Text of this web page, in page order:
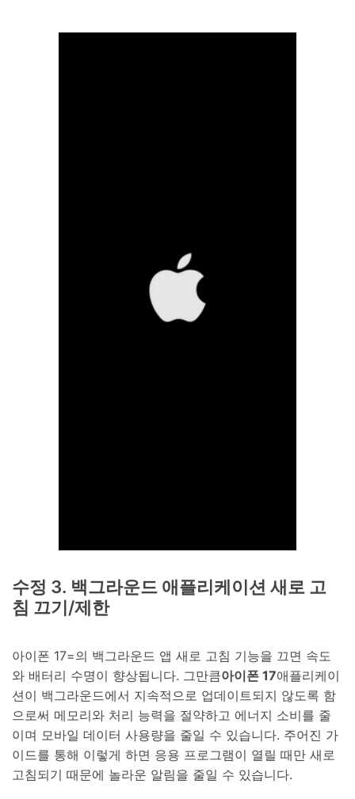
수정 3. 백그라운드 애플리케이션 새로 고
침 끄기/제한
아이폰 17=의 백그라운드 앱 새로 고침 기능을 끄면 속도
와 배터리 수명이 향상됩니다. 그만큼아이폰 17애플리케이
션이 백그라운드에서 지속적으로 업데이트되지 않도록 함
으로써 메모리와 처리 능력을 절약하고 에너지 소비를 줄
이며 모바일 데이터 사용량을 줄일 수 있습니다. 주어진 가
이드를 통해 이렇게 하면 응용 프로그램이 열릴 때만 새로
고침되기 때문에 놀라운 알림을 줄일 수 있습니다.